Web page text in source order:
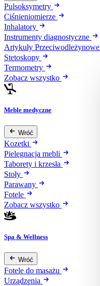
Pulsoksymetry
Ciśnieniomierze
Inhalatory
Instrumenty diagnostyczne
Artykuły Przeciwodleżynowe
Stetoskopy
Termometry
Zobacz wszystko
Meble medyczne
Wróć
Kozetki
Pielęgnacja mebli
Taborety i krzesła
Stoły
Parawany
Fotele
Zobacz wszystko
Spa & Wellness
Wróć
Fotele do masażu
Urządzenia